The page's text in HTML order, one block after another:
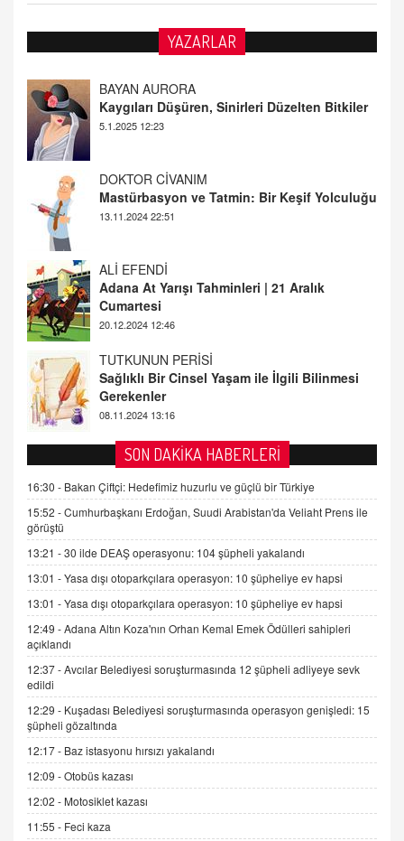
YAZARLAR
BAYAN AURORA
Kaygıları Düşüren, Sinirleri Düzelten Bitkiler
DOKTOR CİVANIM
ALİ EFENDİ
20.12.2024 12:46
TUTKUNUN PERİSİ
Sağlıklı Bir Cinsel Yaşam ile İlgili Bilinmesi
08.11.2024 13:16
FARUK ÖNALAN
Tezkere Onaylanmasaydı…
AV. DOĞAN CAN DOĞAN
Kişisel verilerin korunması ve dijital hukukun
15.09.2025 16:17
SEHER EREK
Kış Ayları Geldi, Hangi Önlemler Alınmalı?
9.12.2025 10:11
İNCİ GÜL AKÖL
06.07.2026 13:00
ADEM AKÖL
Esed Destekçilerinin Yüzüne Vurulan Şamar:
Sednaya
11.12.2024 12:30
SON DAKİKA HABERLERİ
16:30 - Bakan Çiftçi: Hedefimiz huzurlu ve güçlü bir Türkiye
15:52 -Cumhurbaşkanı Erdoğan, Suudi Arabistan'da Veliaht Prens ile
görüştü
13:21 -30 ilde DEAŞ operasyonu: 104 şüpheli yakalandı
13:01 -Yasa dışı otoparkçılara operasyon: 10 şüpheliye ev hapsi
13:01 -Yasa dışı otoparkçılara operasyon: 10 şüpheliye ev hapsi
12:49 -Adana Altın Koza'nın Orhan Kemal Emek Ödülleri sahipleri
açıklandı
12:37 -Avcılar Belediyesi soruşturmasında 12 şüpheli adliyeye sevk
edildi
12:29 - Kuşadası Belediyesi soruşturmasında operasyon genişledi: 15
şüpheli gözaltında
12:17 - Baz istasyonu hırsızı yakalandı
12:09 -Otobüs kazası
12:02 - Motosiklet kazası
11:55 - Feci kaza